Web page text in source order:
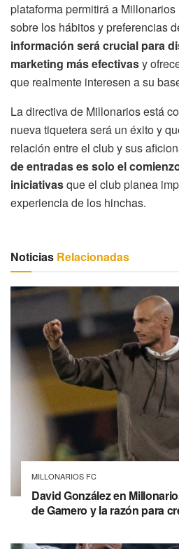
plataforma permitirá a
sobre los hábitos y preferencias
información será crucial para
marketing más efectivasy
que realmente interesen a su
La directiva de Millonarios está
nueva tiquetera será un éxito y
relación entre el club y sus
de entradas es solo el
iniciativasque el club planea
experiencia de los hinchas.
Noticias Relacionadas
MILLONARIOS FC
David González en
de Gamero y la razón para